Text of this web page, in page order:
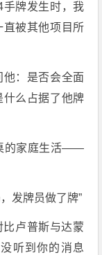
手牌发生时，我
直被其他项目所
：是否会全面
什么占据了他牌
的家庭生活——
发牌员做了牌”
卢普斯与达蒙
听到你的消息